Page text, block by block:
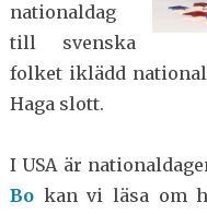
nationaldag
till svenska
folket iklädd
Haga slott.
I USA är
Bokan vi läsa om